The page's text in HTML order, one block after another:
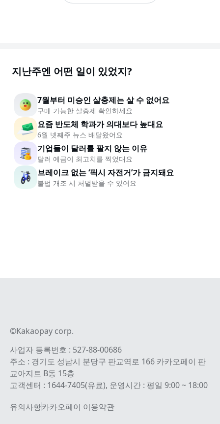
지난주엔 어떤 일이 있었지?
7월부터 미승인 살충제는 살 수 없어요
구매 가능한 살충제 확인하세요
요즘 반도체 학과가 의대보다 높대요
6월 넷째주 뉴스 배달왔어요
기업들이 달러를 팔지 않는 이유
달러 예금이 최고치를 찍었대요
브레이크 없는 ‘픽시 자전거’가 금지돼요
불법 개조 시 처벌받을 수 있어요
©Kakaopay corp.
사업자 등록번호 : 527-88-00686
주소 : 경기도 성남시 분당구 판교역로 166 카카오페이 판
교아지트 B동 15층
고객센터 : 1644-7405(유료), 운영시간 : 평일 9:00 ~ 18:00
유의사항카카오페이 이용약관